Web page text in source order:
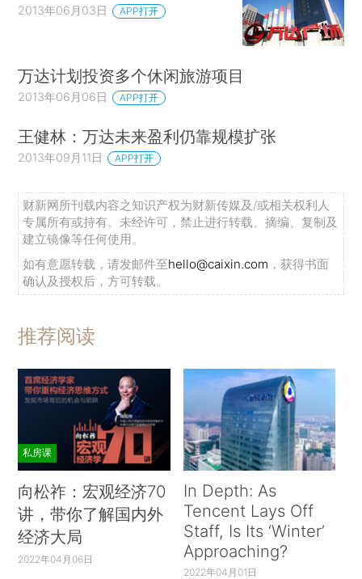
2013年06月03日 APP打开
万达计划投资多个休闲旅游项目
2013年06月06日 APP打开
王健林：万达未来盈利仍靠规模扩张
2013年09月11日 APP打开
财新网所刊载内容之知识产权为财新传媒及/或相关权利人
专属所有或持有。未经许可，禁止进行转载、摘编、复制及
建立镜像等任何使用。
如有意愿转载，请发邮件至hello@caixin.com ，获得书面
确认及授权后，方可转载。
推荐阅读
私房课
向松祚：宏观经济70
讲，带你了解国内外
经济大局
2022年04月06日
In Depth: As
Tencent Lays Off
Staff, Is Its ‘Winter’
Approaching?
2022年04月01日